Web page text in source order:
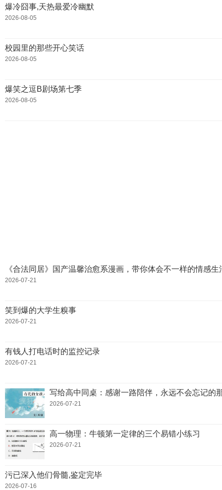
爆冷囧事,天热最爱冷幽默
2026-08-05
校园里的那些开心笑话
2026-08-05
爆笑之逗B剧场第七季
2026-08-05
《合法同居》国产温馨治愈系漫画，带你体会不一样的情感生
2026-07-21
笑到爆的大学生糗事
2026-07-21
有钱人打电话时的监控记录
2026-07-21
写给高中同桌：感谢一路陪伴，永远不会忘记的
2026-07-21
高一物理：牛顿第一定律的三个易错小练习
2026-07-21
污已深入他们骨髓,鉴定完毕
2026-07-16